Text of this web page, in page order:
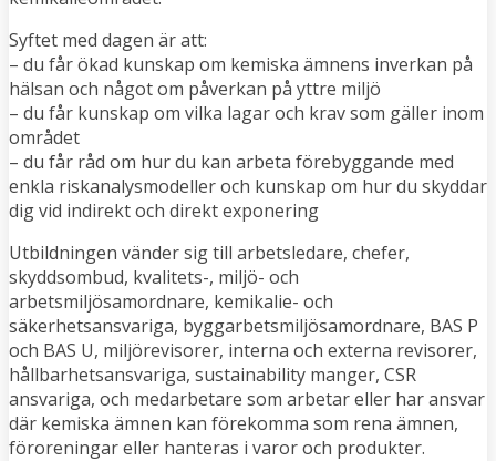
Syftet med dagen är att:
– du får ökad kunskap om kemiska ämnens inverkan på
hälsan och något om påverkan på yttre miljö
– du får kunskap om vilka lagar och krav som gäller inom
området
– du får råd om hur du kan arbeta förebyggande med
enkla riskanalysmodeller och kunskap om hur du skyddar
dig vid indirekt och direkt exponering
Utbildningen vänder sig till arbetsledare, chefer,
skyddsombud, kvalitets-, miljö- och
arbetsmiljösamordnare, kemikalie- och
säkerhetsansvariga, byggarbetsmiljösamordnare, BAS P
och BAS U, miljörevisorer, interna och externa revisorer,
hållbarhetsansvariga, sustainability manger, CSR
ansvariga, och medarbetare som arbetar eller har ansvar
där kemiska ämnen kan förekomma som rena ämnen,
föroreningar eller hanteras i varor och produkter.